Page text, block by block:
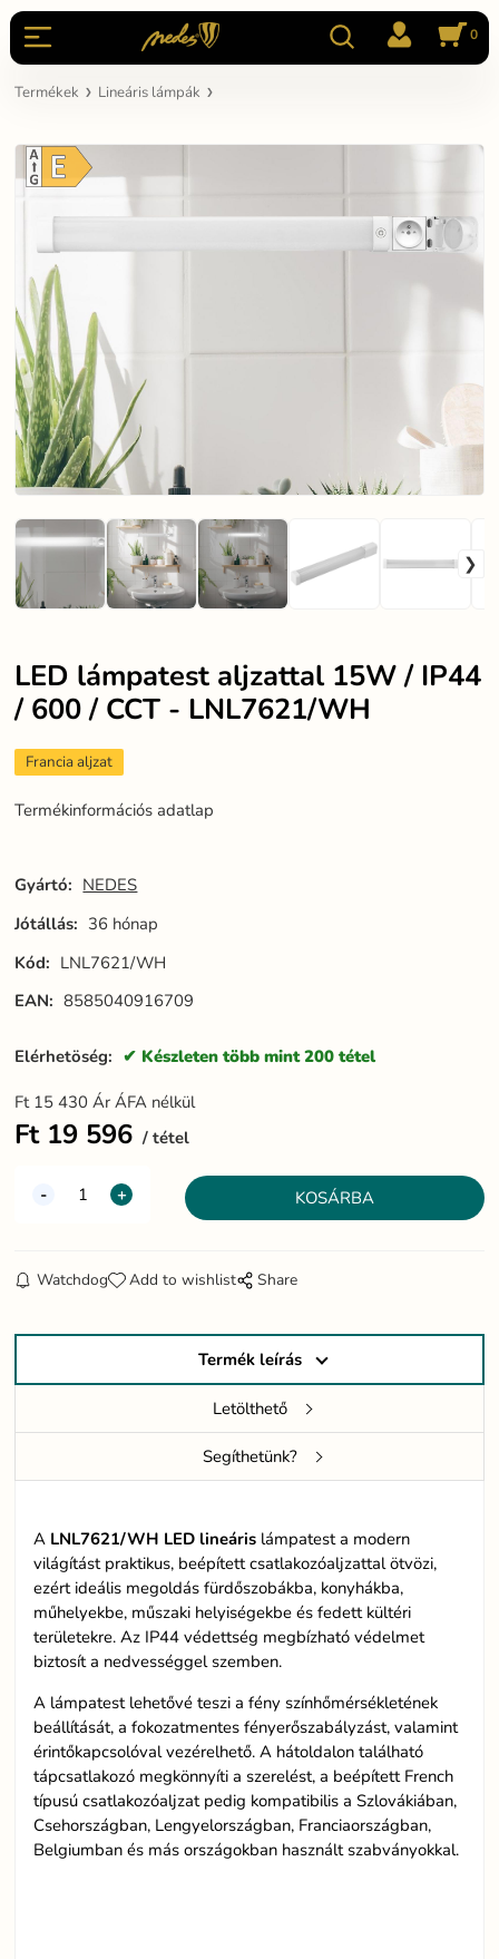
0
Termékek Lineáris lámpák
LED lámpatest aljzattal 15W / IP44
/ 600 / CCT - LNL7621/WH
Francia aljzat
Termékinformációs adatlap
Gyártó: NEDES
Jótállás: 36 hónap
Kód: LNL7621/WH
EAN: 8585040916709
Elérhetöség: Készleten több mint 200 tétel
Ft 15 430 Ár ÁFA nélkül
Ft 19 596 tétel
Watchdog Add to wishlist Share
Termék leírás
Letölthető
Segíthetünk?
A LNL7621/WH LED lineáris lámpatest a modern
világítást praktikus, beépített csatlakozóaljzattal ötvözi,
ezért ideális megoldás fürdőszobákba, konyhákba,
műhelyekbe, műszaki helyiségekbe és fedett kültéri
területekre. Az IP44 védettség megbízható védelmet
biztosít a nedvességgel szemben.
A lámpatest lehetővé teszi a fény színhőmérsékletének
beállítását, a fokozatmentes fényerőszabályzást, valamint
érintőkapcsolóval vezérelhető. A hátoldalon található
tápcsatlakozó megkönnyíti a szerelést, a beépített French
típusú csatlakozóaljzat pedig kompatibilis a Szlovákiában,
Csehországban, Lengyelországban, Franciaországban,
Belgiumban és más országokban használt szabványokkal.